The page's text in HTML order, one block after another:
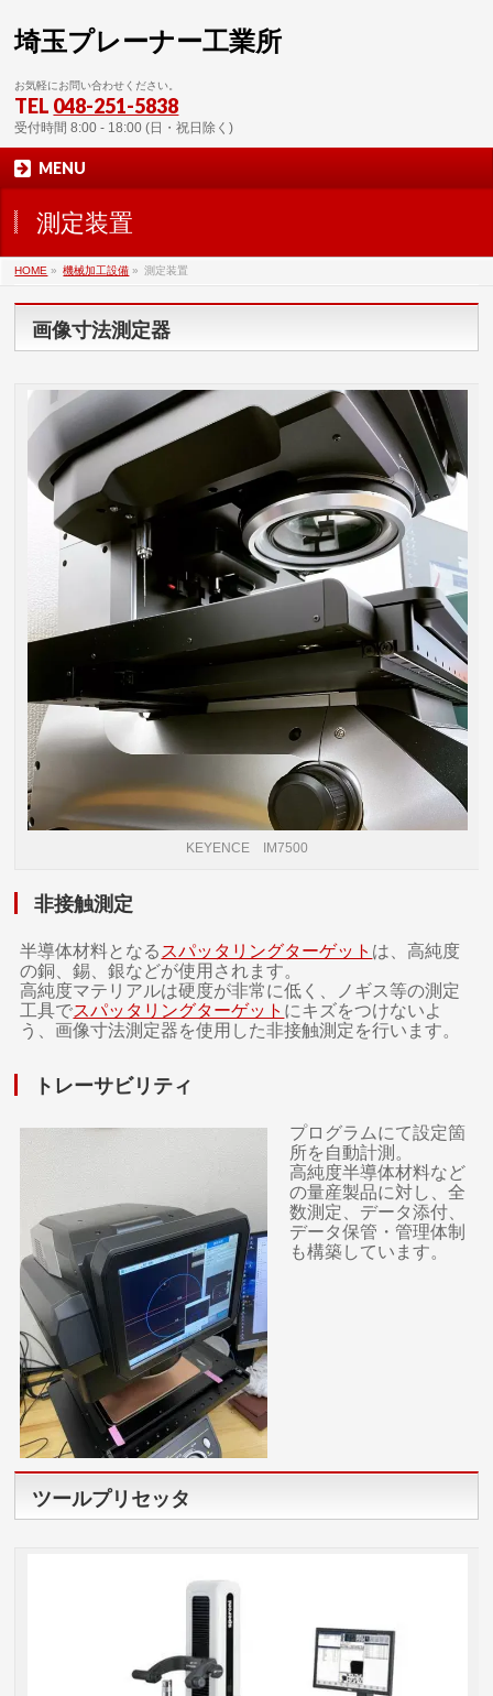
埼玉プレーナー工業所
お気軽にお問い合わせください。
TEL 048-251-5838
受付時間 8:00 - 18:00 (日・祝日除く)
MENU
測定装置
HOME » 機械加工設備 » 測定装置
画像寸法測定器
KEYENCE IM7500
非接触測定
半導体材料となる スパッタリングターゲット は、高純度
の銅、錫、銀などが使用されます。
高純度マテリアルは硬度が非常に低く、ノギス等の測定
工具でスパッタリングターゲット にキズをつけないよ
う、画像寸法測定器を使用した非接触測定を行います。
トレーサビリティ
プログラムにて設定箇
所を自動計測。
高純度半導体材料など
の量産製品に対し、全
数測定、データ添付、
データ保管・管理体制
も構築しています。
ツールプリセッタ